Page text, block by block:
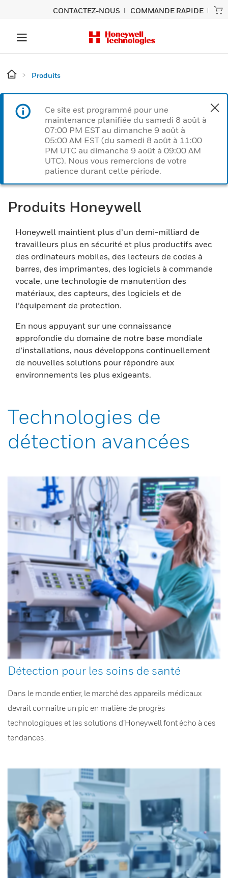
CONTACTEZ-NOUS COMMANDE RAPIDE
Produits
Ce site est programmé pour une
maintenance planifiée du samedi 8 août à
07:00 PM EST au dimanche 9 août à
05:00 AM EST (du samedi 8 août à 11:00
PM UTC au dimanche 9 août à 09:00 AM
UTC). Nous vous remercions de votre
patience durant cette période.
Produits Honeywell
Honeywell maintient plus d’un demi-milliard de
travailleurs plus en sécurité et plus productifs avec
des ordinateurs mobiles, des lecteurs de codes à
barres, des imprimantes, des logiciels à commande
vocale, une technologie de manutention des
matériaux, des capteurs, des logiciels et de
l’équipement de protection.
En nous appuyant sur une connaissance
approfondie du domaine de notre base mondiale
d’installations, nous développons continuellement
de nouvelles solutions pour répondre aux
environnements les plus exigeants.
Technologies de
détection avancées
Détection pour les soins de santé
Dans le monde entier, le marché des appareils médicaux
devrait connaître un pic en matière de progrès
technologiques et les solutions d’Honeywell font écho à ces
tendances.